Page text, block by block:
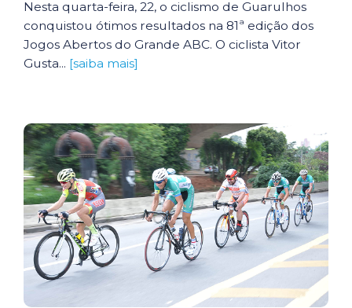
Nesta quarta-feira, 22, o ciclismo de Guarulhos
conquistou ótimos resultados na 81ª edição dos
Jogos Abertos do Grande ABC. O ciclista Vitor
Gusta... [saiba mais]